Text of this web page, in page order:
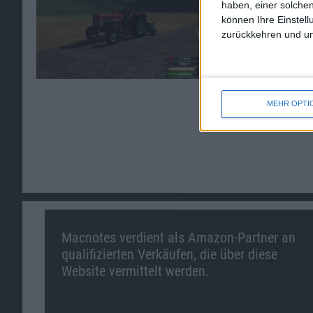
haben, einer
können Ihre
zurückkehren und
MEHR
Macnotes verdient als Amazon-Partner an
qualifizierten Verkäufen, die über diese
Website vermittelt werden.